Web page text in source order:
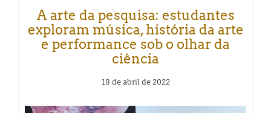
A arte da pesquisa: estudantes
exploram música, história da arte
e performance sob o olhar da
ciência
18 de abril de 2022